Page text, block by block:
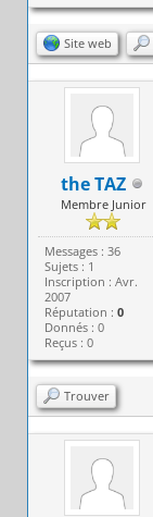
Site web
the TAZ
Membre Junior
Messages : 36
Sujets : 1
Inscription : Avr.
2007
Réputation :0
Donnés : 0
Reçus : 0
Trouver